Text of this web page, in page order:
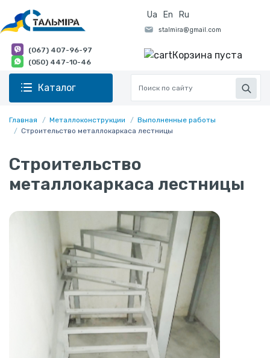
Ua En Ru
(067) 407-96-97
(050) 447-10-46
Корзина пуста
Каталог
Главная Металлоконструкции
Выполненные работы
Строительство металлокаркаса лестницы
Строительство
металлокаркаса лестницы